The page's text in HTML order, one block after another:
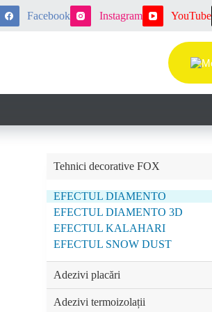
Facebook Instagram YouTube
Tehnici decorative FOX
EFECTUL DIAMENTO
EFECTUL DIAMENTO 3D
EFECTUL KALAHARI
EFECTUL SNOW DUST
Adezivi placări
Adezivi termoizolații